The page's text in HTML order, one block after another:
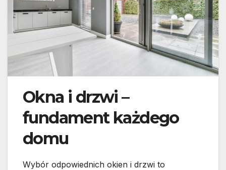
Okna i drzwi –
fundament każdego
domu
Wybór odpowiednich okien i drzwi to